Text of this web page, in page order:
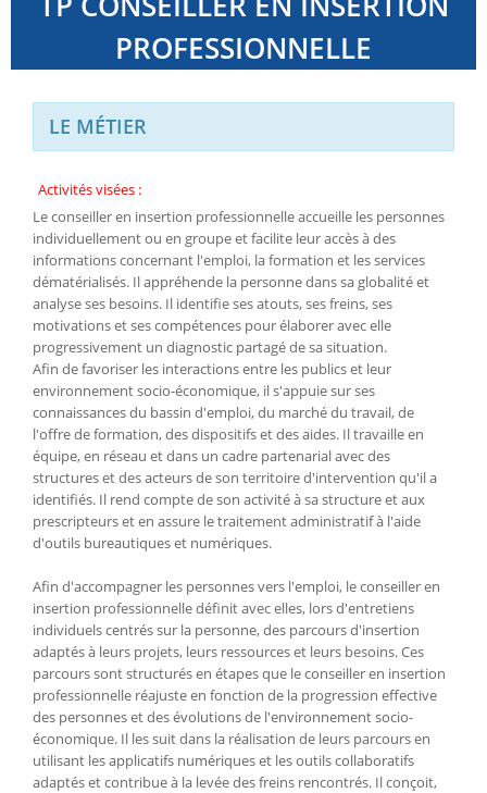
PROFESSIONNELLE
LE MÉTIER
Activités visées :
Le conseiller en insertion professionnelle accueille les personnes
individuellement ou en groupe et facilite leur accès à des
informations concernant l'emploi, la formation et les services
dématérialisés. Il appréhende la personne dans sa globalité et
analyse ses besoins. Il identifie ses atouts, ses freins, ses
motivations et ses compétences pour élaborer avec elle
progressivement un diagnostic partagé de sa situation.
Afin de favoriser les interactions entre les publics et leur
environnement socio-économique, il s'appuie sur ses
connaissances du bassin d'emploi, du marché du travail, de
l'offre de formation, des dispositifs et des aides. Il travaille en
équipe, en réseau et dans un cadre partenarial avec des
structures et des acteurs de son territoire d'intervention qu'il a
identifiés. Il rend compte de son activité à sa structure et aux
prescripteurs et en assure le traitement administratif à l'aide
d'outils bureautiques et numériques.
Afin d'accompagner les personnes vers l'emploi, le conseiller en
insertion professionnelle définit avec elles, lors d'entretiens
individuels centrés sur la personne, des parcours d'insertion
adaptés à leurs projets, leurs ressources et leurs besoins. Ces
parcours sont structurés en étapes que le conseiller en insertion
professionnelle réajuste en fonction de la progression effective
des personnes et des évolutions de l'environnement socio-
économique. Il les suit dans la réalisation de leurs parcours en
utilisant les applicatifs numériques et les outils collaboratifs
adaptés et contribue à la levée des freins rencontrés. Il conçoit,